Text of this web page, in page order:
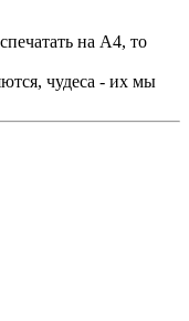
на А4, то
чудеса - их мы